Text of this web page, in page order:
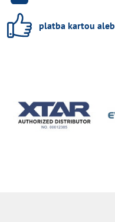
platba kartou